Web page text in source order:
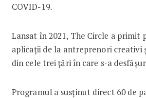
COVID-19.
Lansat în 2021, The Circle a primit
aplicații de la antreprenori creativi
din cele trei țări în care s-a
Programul a susținut direct 60 de